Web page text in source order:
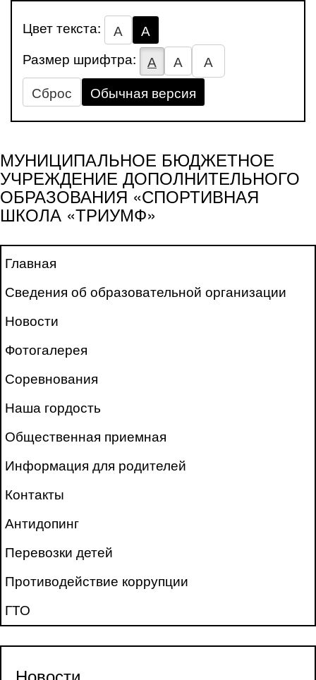
Цвет текста: А
А
Размер шрифтра:
А А
А
Сброс
Обычная версия
МУНИЦИПАЛЬНОЕ БЮДЖЕТНОЕ
УЧРЕЖДЕНИЕ ДОПОЛНИТЕЛЬНОГО
ОБРАЗОВАНИЯ «СПОРТИВНАЯ
ШКОЛА «ТРИУМФ»
Главная
Сведения об образовательной организации
Новости
Фотогалерея
Соревнования
Наша гордость
Общественная приемная
Информация для родителей
Контакты
Антидопинг
Перевозки детей
Противодействие коррупции
ГТО